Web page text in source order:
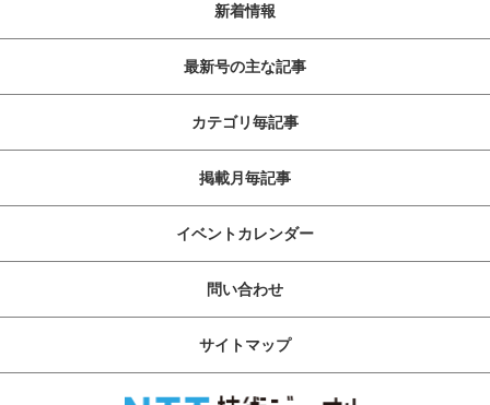
新着情報
最新号の主な記事
カテゴリ毎記事
掲載月毎記事
イベントカレンダー
問い合わせ
サイトマップ